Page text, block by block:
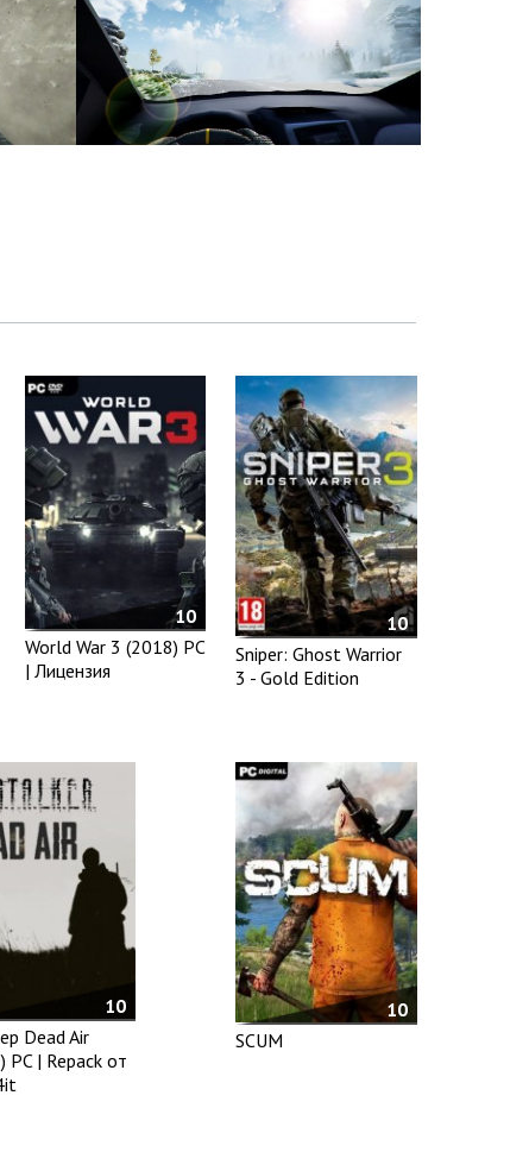
10
World War 3 (2018) PC
| Лицензия
10
Sniper: Ghost Warrior
3 - Gold Edition
10
Dead Air
PC | Repack от
10
SCUM